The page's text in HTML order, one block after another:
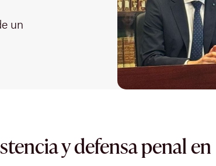
un
y defensa penal en